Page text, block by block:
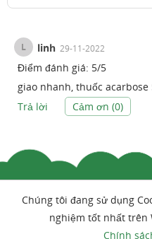
L linh 29-11-2022
Điểm đánh giá: 5/5
giao nhanh, thuốc
Trả lời
Cảm ơn (0)
Chúng tôi đang sử dụng
nghiệm tốt nhất trên
Chính